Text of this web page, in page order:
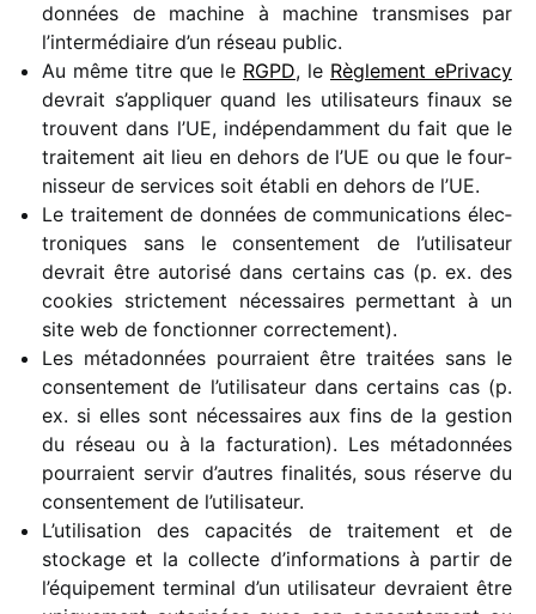
données de machine à machine trans­mises par
l’intermédiaire d’un réseau public.
Au même titre que le RGPD, le Règlement ePrivacy
devrait s’appliquer quand les utili­sa­teurs finaux se
trouvent dans l’UE, indé­pen­dam­ment du fait que le
trai­te­ment ait lieu en dehors de l’UE ou que le four­
nis­seur de services soit établi en dehors de l’UE.
Le trai­te­ment de données de commu­ni­ca­tions élec­
tro­niques sans le consen­te­ment de l’utilisateur
devrait être auto­risé dans certains cas (p. ex. des
cookies stric­te­ment néces­saires permet­tant à un
site web de fonc­tion­ner correctement).
Les méta­don­nées pour­raient être trai­tées sans le
consen­te­ment de l’utilisateur dans certains cas (p.
ex. si elles sont néces­saires aux fins de la gestion
du réseau ou à la factu­ra­tion). Les méta­don­nées
pour­raient servir d’autres fina­li­tés, sous réserve du
consen­te­ment de l’utilisateur.
L’utilisation des capa­ci­tés de trai­te­ment et de
stockage et la collecte d’in­for­ma­tions à partir de
l’équipement termi­nal d’un utili­sa­teur devraient être